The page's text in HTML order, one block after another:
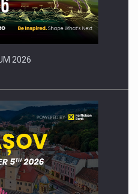
time reincep sa intre pe…
2026